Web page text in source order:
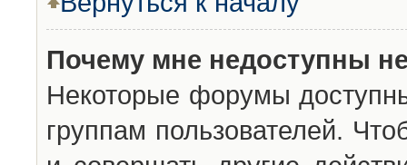
Почему мне недоступны
Некоторые форумы
группам пользователей.